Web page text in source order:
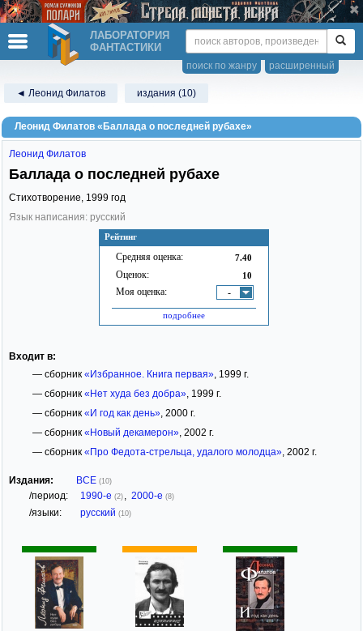
ЛАБОРАТОРИЯ
ФАНТАСТИКИ
расширенный
поиск по жанру
◄ Леонид Филатов издания (10)
Леонид Филатов «Баллада о последней рубахе»
Рейтинг
Средняя оценка: 7.40
Оценок: 10
Моя оценка: -
подробнее
Леонид Филатов
Баллада о последней рубахе
Стихотворение, 1999 год
Язык написания: русский
Входит в:
— сборник «Избранное. Книга первая», 1999 г.
— сборник «Нет худа без добра», 1999 г.
— сборник «И год как день», 2000 г.
— сборник «Новый декамерон», 2002 г.
— сборник «Про Федота-стрельца, удалого молодца», 2002 г.
Издания: ВСЕ (10)
/период: 1990-е (2) 2000-е (8)
/языки: русский (10)